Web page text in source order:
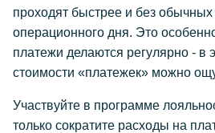
проходят быстрее и без обычных
операционного дня. Это
платежи делаются регулярно - в
стоимости «платежек» можно
Участвуйте в программе
только сократите расходы на